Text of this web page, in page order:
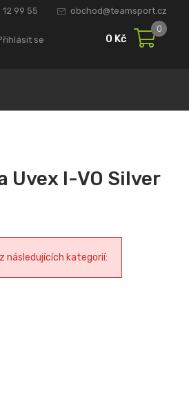
12 99 55 obchod@teamsport.cz
se 0 Kč
0
Uvex I-VO Silver
následujících kategorií: